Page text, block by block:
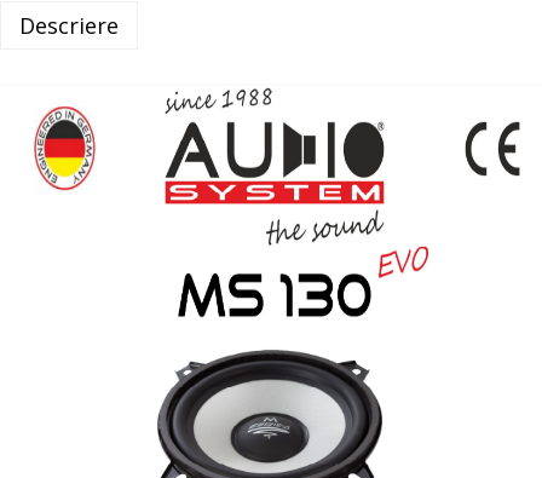
Descriere